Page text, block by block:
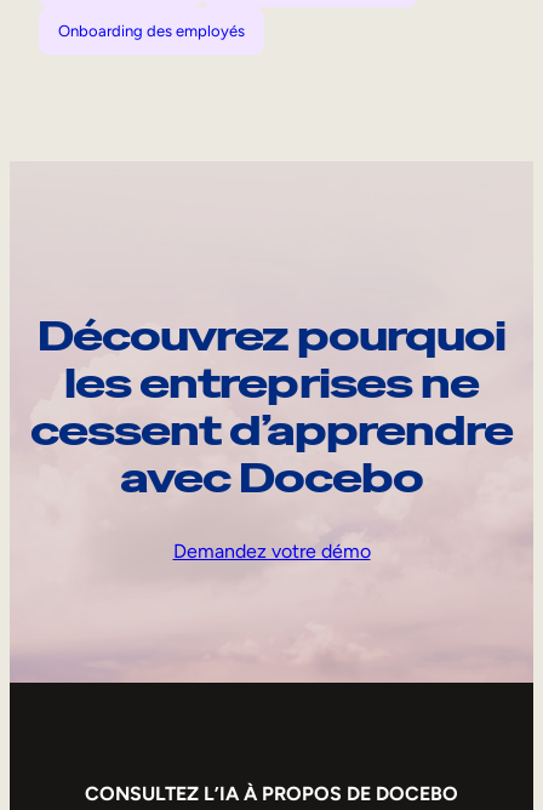
Onboarding des employés
Découvrez pourquoi
les entreprises ne
cessent d’apprendre
avec Docebo
Demandez votre démo
CONSULTEZ L’IA À PROPOS DE DOCEBO